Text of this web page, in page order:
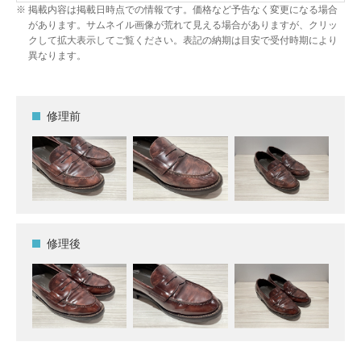
掲載内容は掲載日時点での情報です。価格など予告なく変更になる場合
があります。サムネイル画像が荒れて見える場合がありますが、クリッ
クして拡大表示してご覧ください。表記の納期は目安で受付時期により
異なります。
修理前
修理後